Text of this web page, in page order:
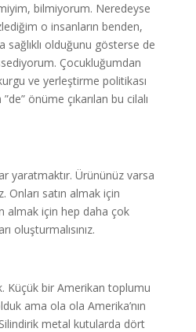
bilmiyorum. Neredeyse
o insanların benden,
sağlıklı olduğunu gösterse de
Çocukluğumdan
ve yerleştirme politikası
önüme çıkarılan bu cilalı
yaratmaktır. Ürününüz varsa
Onları satın almak için
almak için hep daha çok
oluşturmalısınız.
Küçük bir Amerikan toplumu
ama ola ola Amerika’nın
metal kutularda dört